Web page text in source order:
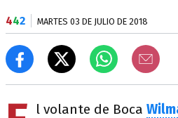
442 MARTES 03 DE JULIO DE 2018
l volante de Boca